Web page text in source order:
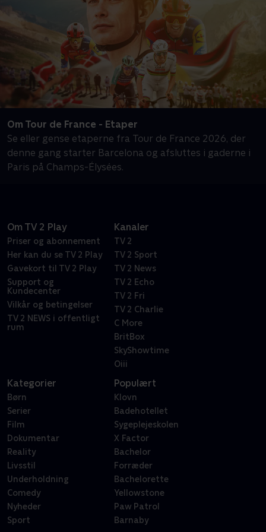
Om Tour de France - Etaper
Se eller gense etaperne fra Tour de France 2026, der
denne gang starter Barcelona og afsluttes i gaderne i
Paris på Champs-Élysées.
Om TV 2 Play
Priser og abonnement
Her kan du se TV 2 Play
Gavekort til TV 2 Play
Support og
Kundecenter
Vilkår og betingelser
TV 2 NEWS i offentligt
rum
Kanaler
TV 2
TV 2 Sport
TV 2 News
TV 2 Echo
TV 2 Fri
TV 2 Charlie
C More
BritBox
SkyShowtime
Oiii
Kategorier
Børn
Serier
Film
Dokumentar
Reality
Livsstil
Underholdning
Comedy
Nyheder
Sport
Populært
Klovn
Badehotellet
Sygeplejeskolen
X Factor
Bachelor
Forræder
Bachelorette
Yellowstone
Paw Patrol
Barnaby